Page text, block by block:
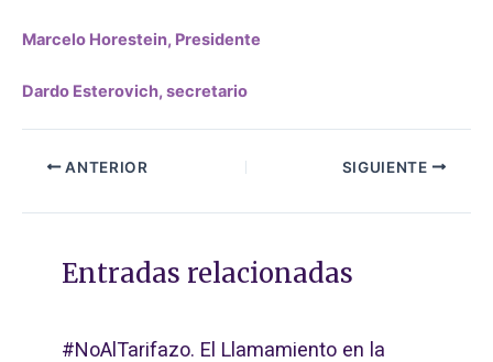
Marcelo Horestein, Presidente
Dardo Esterovich, secretario
ANTERIOR SIGUIENTE
Entradas relacionadas
#NoAlTarifazo. El Llamamiento en la